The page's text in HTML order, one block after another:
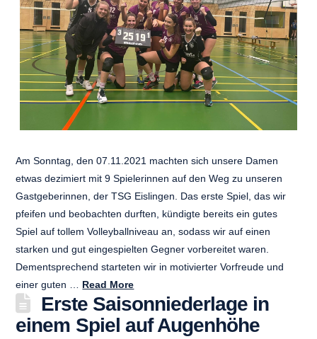
Am Sonntag, den 07.11.2021 machten sich unsere Damen
etwas dezimiert mit 9 Spielerinnen auf den Weg zu unseren
Gastgeberinnen, der TSG Eislingen. Das erste Spiel, das wir
pfeifen und beobachten durften, kündigte bereits ein gutes
Spiel auf tollem Volleyballniveau an, sodass wir auf einen
starken und gut eingespielten Gegner vorbereitet waren.
Dementsprechend starteten wir in motivierter Vorfreude und
einer guten … Read More
Erste Saisonniederlage in
einem Spiel auf Augenhöhe